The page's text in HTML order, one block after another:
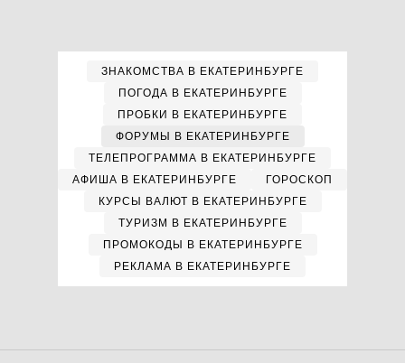
ЗНАКОМСТВА В ЕКАТЕРИНБУРГЕ
ПОГОДА В ЕКАТЕРИНБУРГЕ
ПРОБКИ В ЕКАТЕРИНБУРГЕ
ФОРУМЫ В ЕКАТЕРИНБУРГЕ
ТЕЛЕПРОГРАММА В ЕКАТЕРИНБУРГЕ
АФИША В ЕКАТЕРИНБУРГЕ
ГОРОСКОП
КУРСЫ ВАЛЮТ В ЕКАТЕРИНБУРГЕ
ТУРИЗМ В ЕКАТЕРИНБУРГЕ
ПРОМОКОДЫ В ЕКАТЕРИНБУРГЕ
РЕКЛАМА В ЕКАТЕРИНБУРГЕ